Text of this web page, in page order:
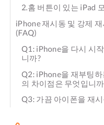
2.홈 버튼이 있는 iPad
iPhone 재시동 및 강제
(FAQ)
Q1: iPhone을 다시 시
니까?
Q2: iPhone을 재부팅
의 차이점은 무엇입니
Q3: 가끔 아이폰을 재